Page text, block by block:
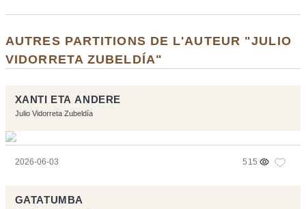
AUTRES PARTITIONS DE L'AUTEUR "JULIO
VIDORRETA ZUBELDÍA"
XANTI ETA ANDERE
Julio Vidorreta Zubeldía
2026-06-03 515
GATATUMBA